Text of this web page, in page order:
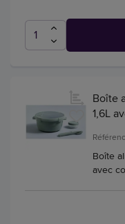
Boîte
1,6L
Boîte
avec